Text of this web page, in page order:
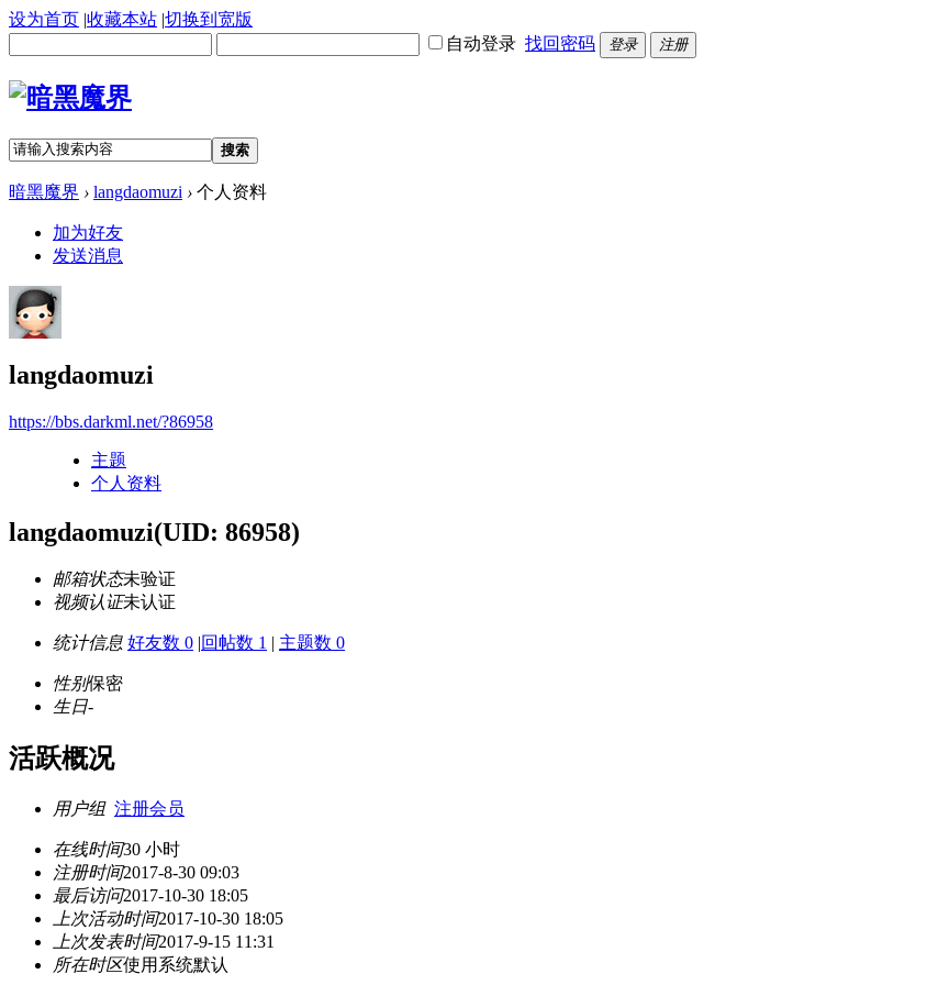
设为首页 |收藏本站 |切换到宽版
自动登录 找回密码 登录 注册
搜索
暗黑魔界 › langdaomuzi › 个人资料
加为好友
发送消息
langdaomuzi
https://bbs.darkml.net/?86958
主题
个人资料
langdaomuzi(UID: 86958)
邮箱状态未验证
视频认证未认证
统计信息 好友数 0 |回帖数 1 | 主题数 0
性别保密
生日-
活跃概况
用户组 注册会员
在线时间30 小时
注册时间2017-8-30 09:03
最后访问2017-10-30 18:05
上次活动时间2017-10-30 18:05
上次发表时间2017-9-15 11:31
所在时区使用系统默认